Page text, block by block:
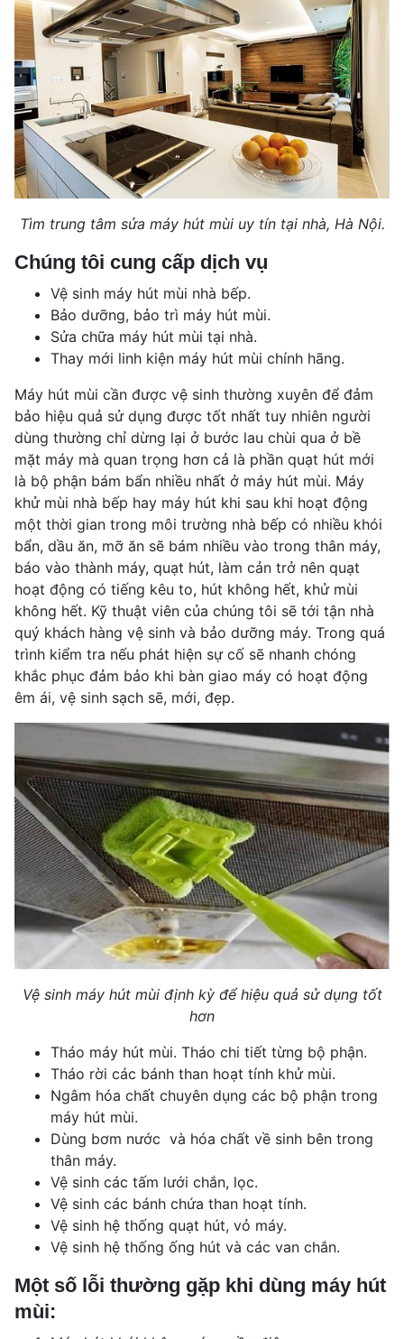
Tìm trung tâm sửa máy hút mùi uy tín tại nhà, Hà Nội.
Chúng tôi cung cấp dịch vụ
Vệ sinh máy hút mùi nhà bếp.
Bảo dưỡng, bảo trì máy hút mùi.
Sửa chữa máy hút mùi tại nhà.
Thay mới linh kiện máy hút mùi chính hãng.
Máy hút mùi cần được vệ sinh thường xuyên để đảm
bảo hiệu quả sử dụng được tốt nhất tuy nhiên người
dùng thường chỉ dừng lại ở bước lau chùi qua ở bề
mặt máy mà quan trọng hơn cả là phần quạt hút mới
là bộ phận bám bẩn nhiều nhất ở máy hút mùi. Máy
khử mùi nhà bếp hay máy hút khi sau khi hoạt động
một thời gian trong môi trường nhà bếp có nhiều khói
bẩn, dầu ăn, mỡ ăn sẽ bám nhiều vào trong thân máy,
báo vào thành máy, quạt hút, làm cản trở nên quạt
hoạt động có tiếng kêu to, hút không hết, khử mùi
không hết. Kỹ thuật viên của chúng tôi sẽ tới tận nhà
quý khách hàng vệ sinh và bảo dưỡng máy. Trong quá
trình kiểm tra nếu phát hiện sự cố sẽ nhanh chóng
khắc phục đảm bảo khi bàn giao máy có hoạt động
êm ái, vệ sinh sạch sẽ, mới, đẹp.
Vệ sinh máy hút mùi định kỳ để hiệu quả sử dụng tốt
hơn
Tháo máy hút mùi. Tháo chi tiết từng bộ phận.
Tháo rời các bánh than hoạt tính khử mùi.
Ngâm hóa chất chuyên dụng các bộ phận trong
máy hút mùi.
Dùng bơm nước và hóa chất về sinh bên trong
thân máy.
Vệ sinh các tấm lưới chắn, lọc.
Vệ sinh các bánh chứa than hoạt tính.
Vệ sinh hệ thống quạt hút, vỏ máy.
Vệ sinh hệ thống ống hút và các van chắn.
Một số lỗi thường gặp khi dùng máy hút
mùi: